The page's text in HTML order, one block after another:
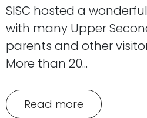
SISC hosted a
with many Upper
parents and other
More than 20...
Read more